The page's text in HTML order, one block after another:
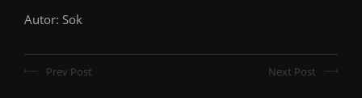
Autor: Sok
Prev Post Next Post